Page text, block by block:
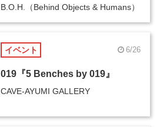
B.O.H.（Behind Objects & Humans）
イベント 6/26
019『5 Benches by 019』
CAVE-AYUMI GALLERY